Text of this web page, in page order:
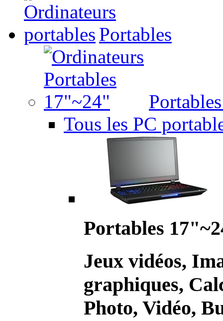
Portables
Tous les PC
Portables
Jeux vidéos,
graphiques,
Photo, Vidéo,